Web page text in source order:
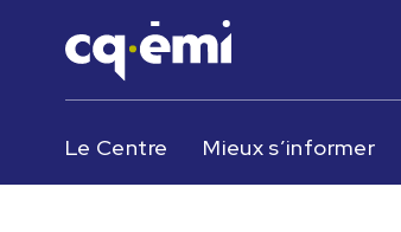
Le Centre Mieux s’informer